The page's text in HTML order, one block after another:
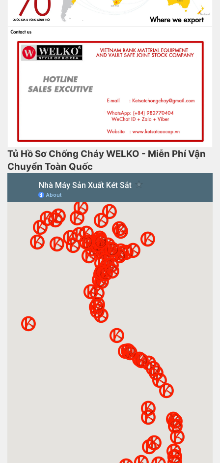
Tủ Hồ Sơ Chống Cháy WELKO - Miễn Phí Vận
Chuyển Toàn Quốc